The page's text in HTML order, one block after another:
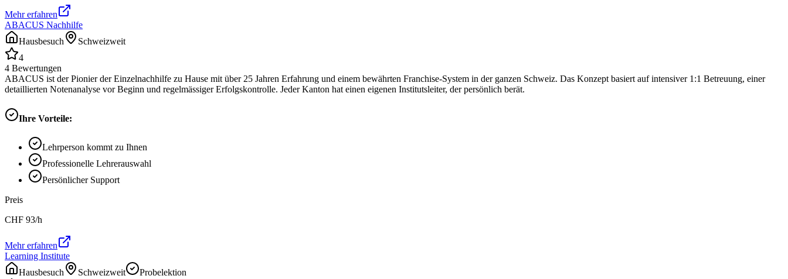
Mehr erfahren
ABACUS Nachhilfe
Hausbesuch
Schweizweit
4
4 Bewertungen
ABACUS ist der Pionier der Einzelnachhilfe zu Hause mit über 25 Jahren Erfahrung und einem bewährten Franchise-System in der ganzen Schweiz. Das Konzept basiert auf intensiver 1:1 Betreuung, einer
detaillierten Notenanalyse vor Beginn und regelmässiger Erfolgskontrolle. Jeder Kanton hat einen eigenen Institutsleiter, der persönlich berät.
Ihre Vorteile:
Lehrperson kommt zu Ihnen
Professionelle Lehrerauswahl
Persönlicher Support
Preis
CHF 93/h
Mehr erfahren
Learning Institute
Hausbesuch
Schweizweit Probelektion